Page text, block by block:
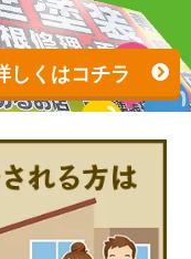
しくはコチラ